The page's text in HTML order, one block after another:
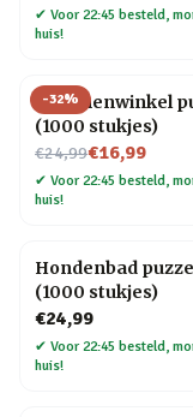
✔ Voor 22:45 besteld,
huis!
-32%
Bloemenwinkel
(1000 stukjes)
€24,99
Nu voor€16,99
✔ Voor 22:45 besteld,
huis!
Hondenbad
(1000 stukjes)
€24,99
✔ Voor 22:45 besteld,
huis!